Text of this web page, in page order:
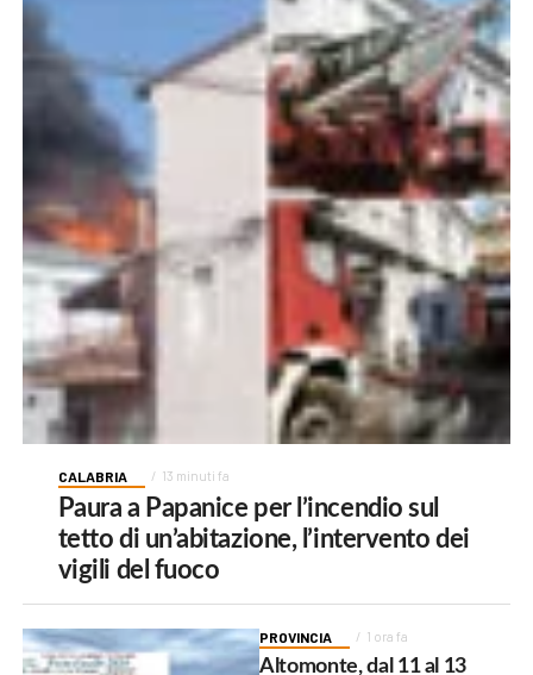
CALABRIA 13 minuti fa
Paura a Papanice per l’incendio sul
tetto di un’abitazione, l’intervento dei
vigili del fuoco
PROVINCIA 1 ora fa
Altomonte, dal 11 al 13